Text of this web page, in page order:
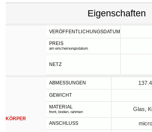
Eigenschaften
VERÖFFENTLICHUNGSDATUM
PREIS
am erscheinungsdatum
NETZ
KÖRPER
ABMESSUNGEN
GEWICHT
MATERIAL
front, boden, rahmen Glas,
ANSCHLUSS